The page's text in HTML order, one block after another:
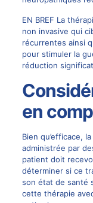
EN BREF La
non invasive qui
récurrentes ainsi
pour stimuler la
réduction
en
Bien qu’efficace,
administrée par
patient doit
déterminer si ce
son état de santé
cette thérapie